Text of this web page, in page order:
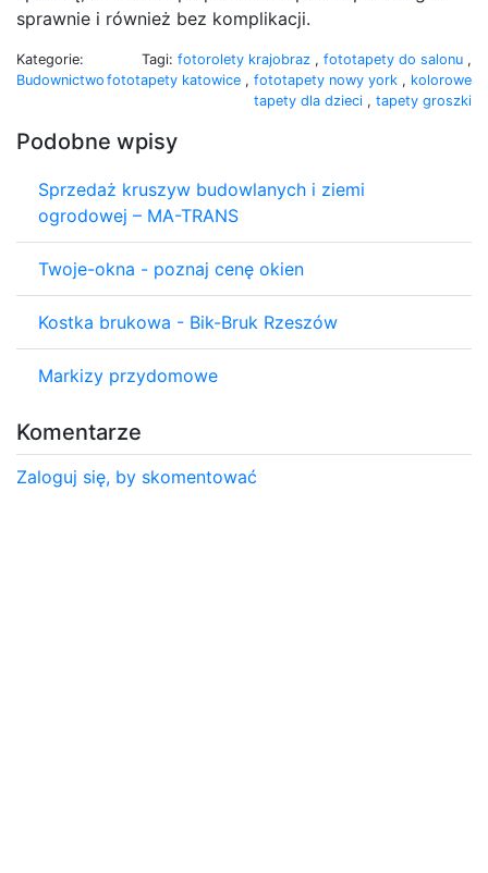
sprawnie i również bez komplikacji.
Kategorie:
Budownictwo
Tagi: fotorolety krajobraz , fototapety do salonu ,
fototapety katowice , fototapety nowy york , kolorowe
tapety dla dzieci , tapety groszki
Podobne wpisy
Sprzedaż kruszyw budowlanych i ziemi
ogrodowej – MA-TRANS
Twoje-okna - poznaj cenę okien
Kostka brukowa - Bik-Bruk Rzeszów
Markizy przydomowe
Komentarze
Zaloguj się, by skomentować